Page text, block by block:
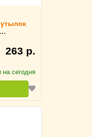
263 р.
на сегодня